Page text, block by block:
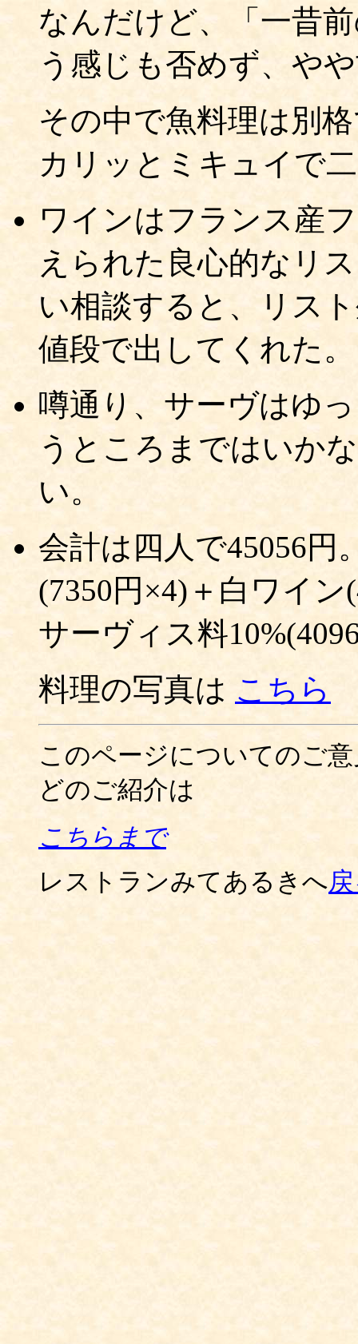
なんだけど、「一昔
う感じも否めず、や
その中で魚料理は別
カリッとミキュイで
ワインはフランス産
えられた良心的なリ
い相談すると、リス
値段で出してくれた。
噂通り、サーヴはゆ
うところまではいか
い。
会計は四人で45056円
(7350円×4)＋白ワイ
サーヴィス料
料理の写真は こちら
このページについてのご
どのご紹介は
こちらまで
レストランみてあるきへ